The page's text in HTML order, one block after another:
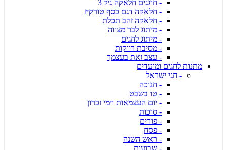
- חוגגים חלאקה גיל 3
- חלאקה דגם כסף טורקיז
- חלאקה זהב תכלת
- מיתוג לבר מצווה
- מיתוג לחגים
- מסיבת רווקות
- עצב זאת בעצמך
מתנות לחגים ומועדים
- חגי ישראל
- חנוכה
- טו בשבט
- יום העצמאות וימי זכרון
- סוכות
- פורים
- פסח
- ראש השנה
- שבועות